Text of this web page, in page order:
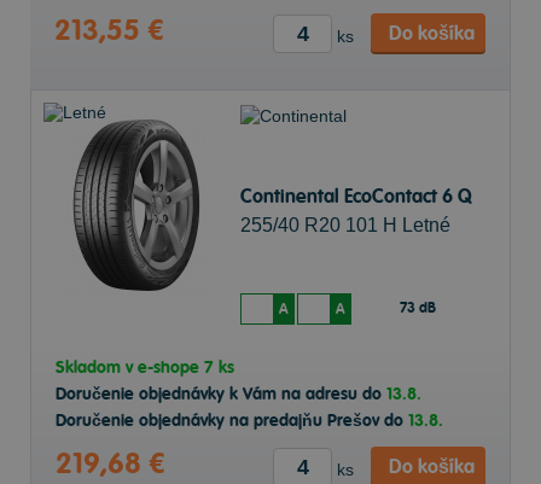
213,55 € ks Do košíka
Continental EcoContact 6 Q
255/40 R20 101 H Letné
A A 73 dB
Skladom ve-shope 7 ks
Doručenie objednávky k Vám na adresu do 13.8.
Doručenie objednávky na predajňu Prešov do 13.8.
219,68 € ks Do košíka